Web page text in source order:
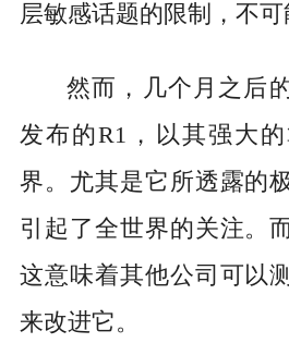
层敏感话题的限制，不可
然而，几个月之后
发布的R1，以其强大
界。尤其是它所透露的
引起了全世界的关注。
这意味着其他公司可以
来改进它。